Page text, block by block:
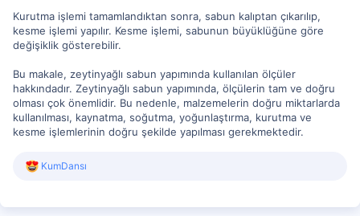
Kurutma işlemi tamamlandıktan sonra, sabun kalıptan çıkarılıp,
kesme işlemi yapılır. Kesme işlemi, sabunun büyüklüğüne göre
değişiklik gösterebilir.
Bu makale, zeytinyağlı sabun yapımında kullanılan ölçüler
hakkındadır. Zeytinyağlı sabun yapımında, ölçülerin tam ve doğru
olması çok önemlidir. Bu nedenle, malzemelerin doğru miktarlarda
kullanılması, kaynatma, soğutma, yoğunlaştırma, kurutma ve
kesme işlemlerinin doğru şekilde yapılması gerekmektedir.
R
KumDansı